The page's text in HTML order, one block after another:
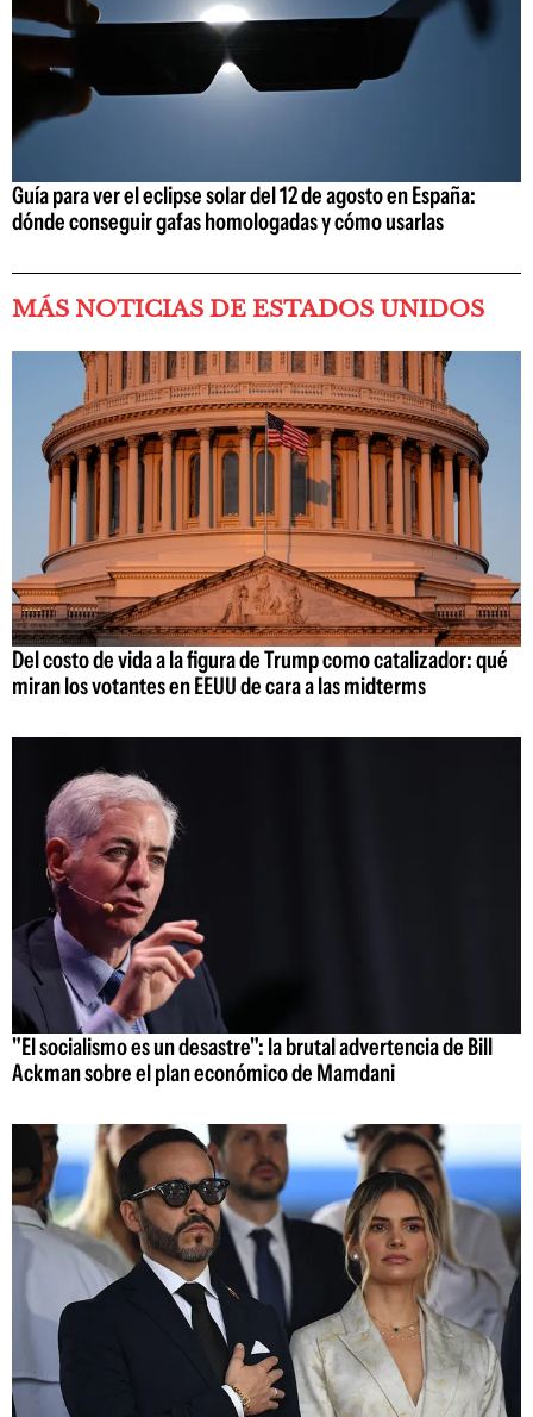
Guía para ver el eclipse solar del 12 de agosto en España:
dónde conseguir gafas homologadas y cómo usarlas
MÁS NOTICIAS DE ESTADOS UNIDOS
Del costo de vida a la figura de Trump como catalizador: qué
miran los votantes en EEUU de cara a las midterms
"El socialismo es un desastre": la brutal advertencia de Bill
Ackman sobre el plan económico de Mamdani